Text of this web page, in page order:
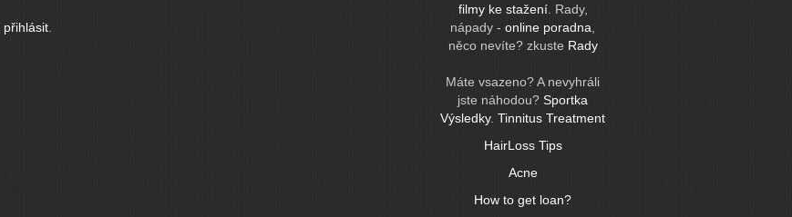
přihlásit
filmy ke stažení. Rady,
nápady -online poradna
něco nevíte? zkuste Rady
Máte vsazeno? A nevyhráli
jste náhodou?Sportka
Výsledky.Tinnitus Treatment
HairLoss Tips
Acne
How to get loan?